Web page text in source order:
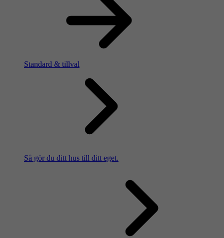
Standard & tillval
Så gör du ditt hus till ditt eget.